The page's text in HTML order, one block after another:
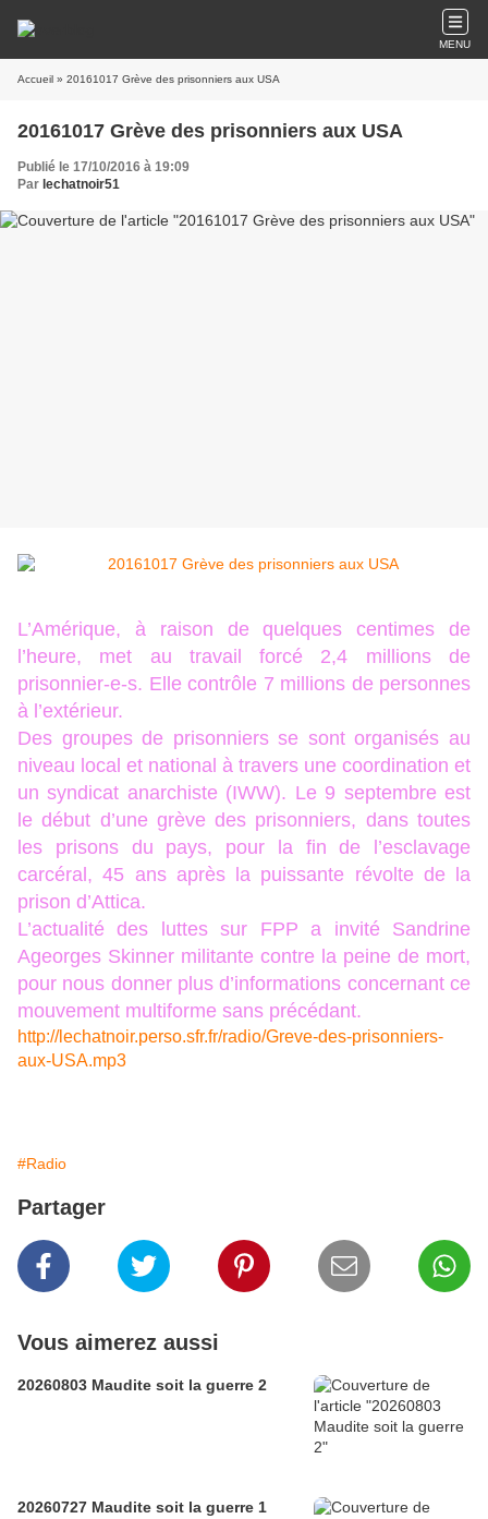
MENU
Accueil » 20161017 Grève des prisonniers aux USA
20161017 Grève des prisonniers aux USA
Publié le 17/10/2016 à 19:09
Par lechatnoir51
L’Amérique, à raison de quelques centimes de
l’heure, met au travail forcé 2,4 millions de
prisonnier-e-s. Elle contrôle 7 millions de personnes
à l’extérieur.
Des groupes de prisonniers se sont organisés au
niveau local et national à travers une coordination et
un syndicat anarchiste (IWW). Le 9 septembre est
le début d’une grève des prisonniers, dans toutes
les prisons du pays, pour la fin de l’esclavage
carcéral, 45 ans après la puissante révolte de la
prison d’Attica.
L’actualité des luttes sur FPP a invité Sandrine
Ageorges Skinner militante contre la peine de mort,
pour nous donner plus d’informations concernant ce
mouvement multiforme sans précédant.
http://lechatnoir.perso.sfr.fr/radio/Greve-des-prisonniers-
aux-USA.mp3
#Radio
Partager
Vous aimerez aussi
20260803 Maudite soit la guerre 2
20260727 Maudite soit la guerre 1